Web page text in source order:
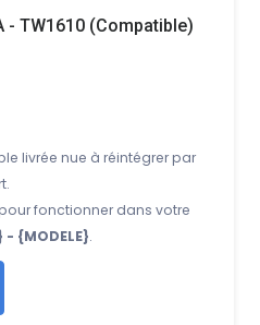
- TW1610 (Compatible)
livrée nue à réintégrer par
fonctionner dans votre
- {MODELE}.